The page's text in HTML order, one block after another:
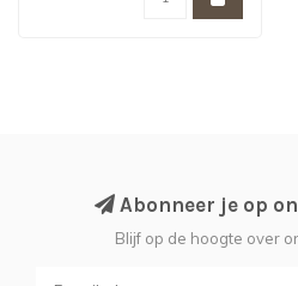
Abonneer je op
Blijf op de hoogte over